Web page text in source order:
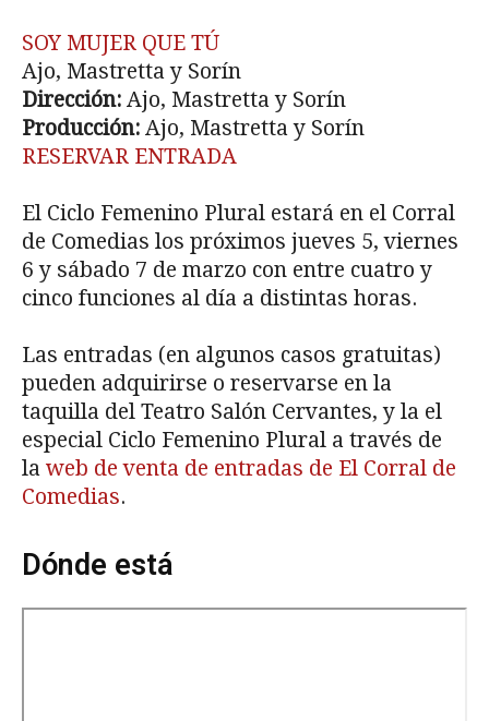
SOY MUJER QUE TÚ
Ajo, Mastretta y Sorín
Dirección: Ajo, Mastretta y Sorín
Producción: Ajo, Mastretta y Sorín
RESERVAR ENTRADA
El Ciclo Femenino Plural estará en el Corral
de Comedias los próximos jueves 5, viernes
6 y sábado 7 de marzo con entre cuatro y
cinco funciones al día a distintas horas.
Las entradas (en algunos casos gratuitas)
pueden adquirirse o reservarse en la
taquilla del Teatro Salón Cervantes, y la el
especial Ciclo Femenino Plural a través de
la web de venta de entradas de El Corral de
Comedias.
Dónde está